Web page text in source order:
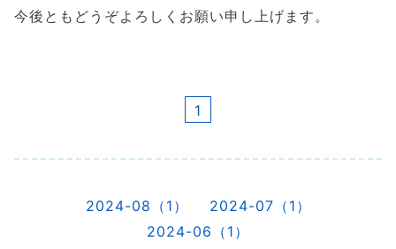
今後ともどうぞよろしくお願い申し上げます。
1
2024-08（1）
2024-07（1）
2024-06（1）